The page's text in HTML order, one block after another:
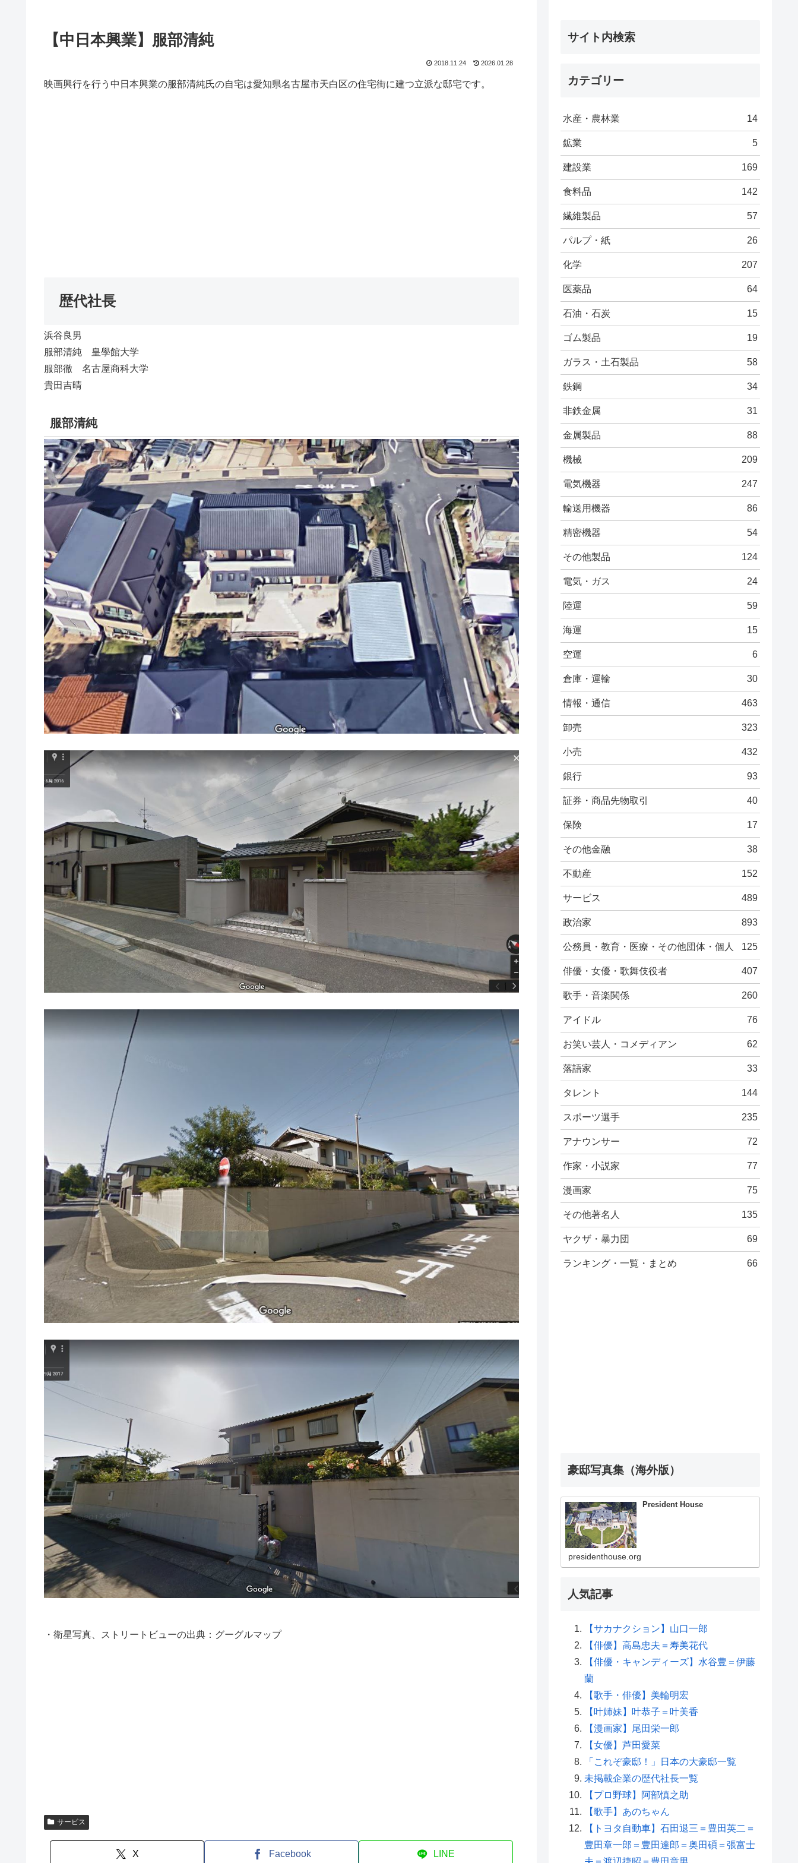
【中日本興業】服部清純
2018.11.24 2026.01.28
映画興行を行う中日本興業の服部清純氏の自宅は愛知県名古屋市天白区の住宅街に建つ立派な邸宅です。
歴代社長
浜谷良男
服部清純 皇學館大学
服部徹 名古屋商科大学
貴田吉晴
服部清純
・衛星写真、ストリートビューの出典：グーグルマップ
サービス
X Facebook LINE
サイト内検索
カテゴリー
水産・農林業 14
鉱業 5
建設業 169
食料品 142
繊維製品 57
パルプ・紙 26
化学 207
医薬品 64
石油・石炭 15
ゴム製品 19
ガラス・土石製品 58
鉄鋼 34
非鉄金属 31
金属製品 88
機械 209
電気機器 247
輸送用機器 86
精密機器 54
その他製品 124
電気・ガス 24
陸運 59
海運 15
空運 6
倉庫・運輸 30
情報・通信 463
卸売 323
小売 432
銀行 93
証券・商品先物取引 40
保険 17
その他金融 38
不動産 152
サービス 489
政治家 893
公務員・教育・医療・その他団体・個人 125
俳優・女優・歌舞伎役者 407
歌手・音楽関係 260
アイドル 76
お笑い芸人・コメディアン 62
落語家 33
タレント 144
スポーツ選手 235
アナウンサー 72
作家・小説家 77
漫画家 75
その他著名人 135
ヤクザ・暴力団 69
ランキング・一覧・まとめ 66
豪邸写真集（海外版）
President House
presidenthouse.org
人気記事
【サカナクション】山口一郎
【俳優】高島忠夫＝寿美花代
【俳優・キャンディーズ】水谷豊＝伊藤
蘭
【歌手・俳優】美輪明宏
【叶姉妹】叶恭子＝叶美香
【漫画家】尾田栄一郎
【女優】芦田愛菜
「これぞ豪邸！」日本の大豪邸一覧
未掲載企業の歴代社長一覧
【プロ野球】阿部慎之助
【歌手】あのちゃん
【トヨタ自動車】石田退三＝豊田英二＝
豊田章一郎＝豊田達郎＝奥田碩＝張富士